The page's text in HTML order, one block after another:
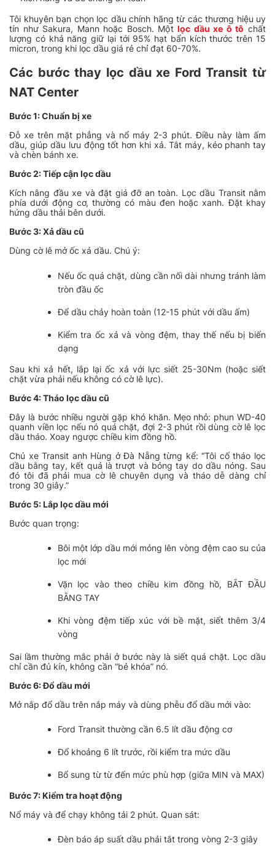
Tôi khuyên bạn chọn lọc dầu chính hãng từ các thương hiệu uy
tín như Sakura, Mann hoặc Bosch. Mộtlọc dầu xe ô tô chất
lượng có khả năng giữ lại tới 95% hạt bẩn kích thước trên 15
micron, trong khi lọc dầu giá rẻ chỉ đạt 60-70%.
Các bước thay lọc dầu xe Ford Transit từ
NAT Center
Bước 1: Chuẩn bị xe
Đỗ xe trên mặt phẳng và nổ máy 2-3 phút. Điều này làm ấm
dầu, giúp dầu lưu động tốt hơn khi xả. Tắt máy, kéo phanh tay
và chèn bánh xe.
Bước 2: Tiếp cận lọc dầu
Kích nâng đầu xe và đặt giá đỡ an toàn. Lọc dầu Transit nằm
phía dưới động cơ, thường có màu đen hoặc xanh. Đặt khay
hứng dầu thải bên dưới.
Bước 3: Xả dầu cũ
Dùng cờ lê mở ốc xả dầu. Chú ý:
Nếu ốc quá chặt, dùng cần nối dài nhưng tránh làm
tròn đầu ốc
Để dầu chảy hoàn toàn (12-15 phút với dầu ấm)
Kiểm tra ốc xả và vòng đệm, thay thế nếu bị biến
dạng
Sau khi xả hết, lắp lại ốc xả với lực siết 25-30Nm (hoặc siết
chặt vừa phải nếu không có cờ lê lực).
Bước 4: Tháo lọc dầu cũ
Đây là bước nhiều người gặp khó khăn. Mẹo nhỏ: phun WD-40
quanh viền lọc nếu nó quá chặt, đợi 2-3 phút rồi dùng cờ lê lọc
dầu tháo. Xoay ngược chiều kim đồng hồ.
Chủ xe Transit anh Hùng ở Đà Nẵng từng kể:“Tôi cố tháo lọc
dầu bằng tay, kết quả là trượt và bỏng tay do dầu nóng. Sau
đó tôi đã phải mua cờ lê chuyên dụng và tháo dễ dàng chỉ
trong 30 giây.”
Bước 5: Lắp lọc dầu mới
Bước quan trọng:
Bôi một lớp dầu mới mỏng lên vòng đệm cao su của
lọc mới
Vặn lọc vào theo chiều kim đồng hồ, BẮT ĐẦU
BẰNG TAY
Khi vòng đệm tiếp xúc với bề mặt, siết thêm 3/4
vòng
Sai lầm thường mắc phải ở bước này là siết quá chặt. Lọc dầu
chỉ cần đủ kín, không cần “bẻ khóa” nó.
Bước 6: Đổ dầu mới
Mở nắp đổ dầu trên nắp máy và dùng phễu đổ dầu mới vào:
Ford Transit thường cần 6.5 lít dầu động cơ
Đổ khoảng 6 lít trước, rồi kiểm tra mức dầu
Bổ sung từ từ đến mức phù hợp (giữa MIN và MAX)
Bước 7: Kiểm tra hoạt động
Nổ máy và để chạy không tải 2 phút. Quan sát:
Đèn báo áp suất dầu phải tắt trong vòng 2-3 giây